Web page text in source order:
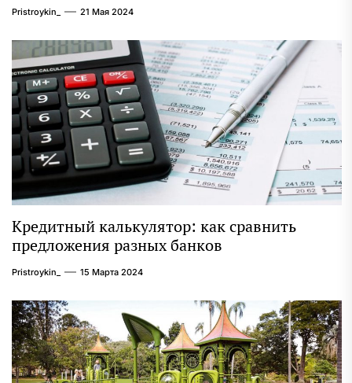
Pristroykin_ 21 Мая 2024
Кредитный калькулятор: как сравнить
предложения разных банков
Pristroykin_ 15 Марта 2024